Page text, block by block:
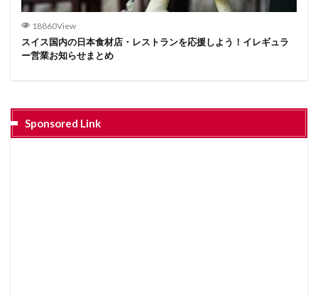
18860View
スイス国内の日本食材店・レストランを応援しよう！イレギュラ
ー営業お知らせまとめ
Sponsored Link